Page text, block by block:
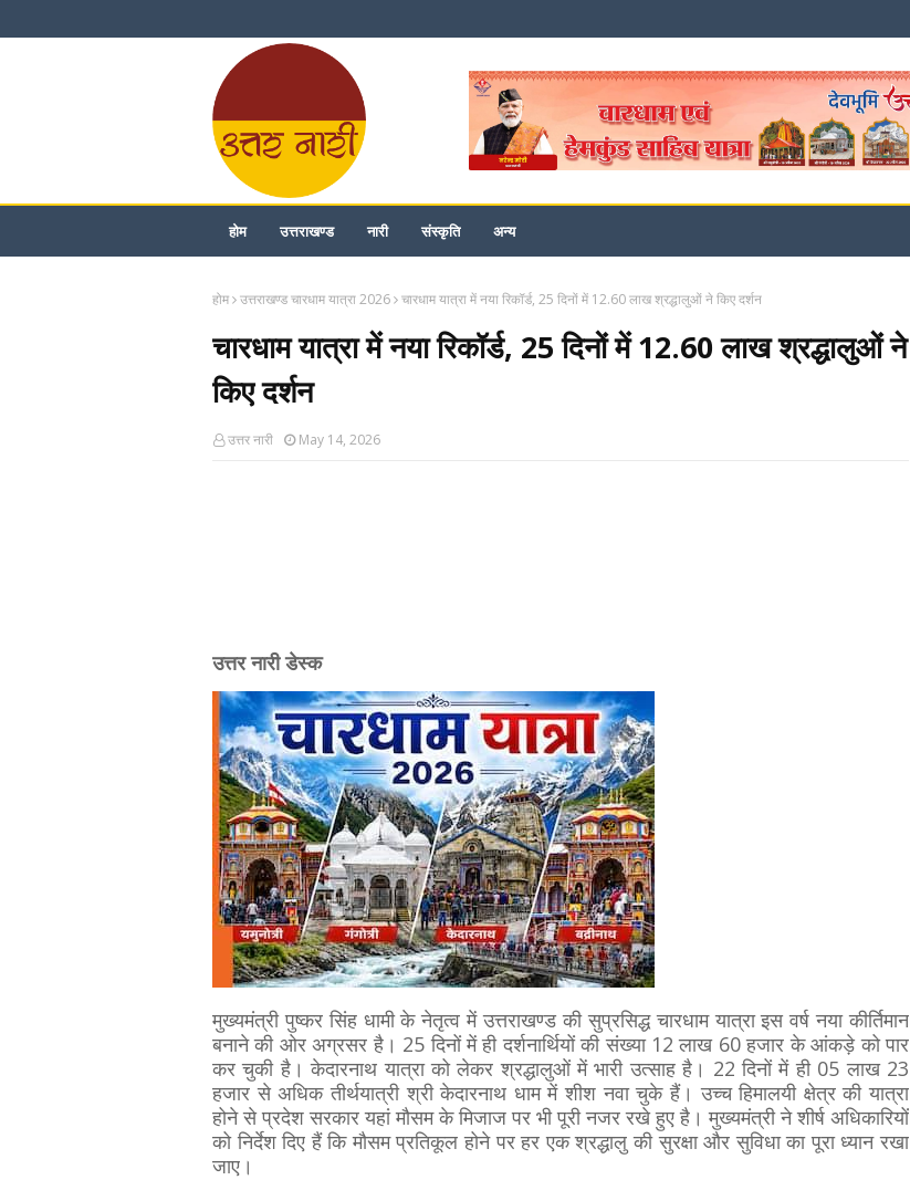
होम उत्तराखण्ड नारी संस्कृति अन्य
होम उत्तराखण्ड चारधाम यात्रा 2026 चारधाम यात्रा में नया रिकॉर्ड, 25 दिनों में 12.60 लाख श्रद्धालुओं ने किए दर्शन
चारधाम यात्रा में नया रिकॉर्ड, 25 दिनों में 12.60 लाख श्रद्धालुओं ने
किए दर्शन
उत्तर नारी May 14, 2026
उत्तर नारी डेस्क
मुख्यमंत्री पुष्कर सिंह धामी के नेतृत्व में उत्तराखण्ड की सुप्रसिद्ध चारधाम यात्रा इस वर्ष नया कीर्तिमान
बनाने की ओर अग्रसर है। 25 दिनों में ही दर्शनार्थियों की संख्या 12 लाख 60 हजार के आंकड़े को पार
कर चुकी है। केदारनाथ यात्रा को लेकर श्रद्धालुओं में भारी उत्साह है। 22 दिनों में ही 05 लाख 23
हजार से अधिक तीर्थयात्री श्री केदारनाथ धाम में शीश नवा चुके हैं। उच्च हिमालयी क्षेत्र की यात्रा
होने से प्रदेश सरकार यहां मौसम के मिजाज पर भी पूरी नजर रखे हुए है। मुख्यमंत्री ने शीर्ष अधिकारियों
को निर्देश दिए हैं कि मौसम प्रतिकूल होने पर हर एक श्रद्धालु की सुरक्षा और सुविधा का पूरा ध्यान रखा
जाए।